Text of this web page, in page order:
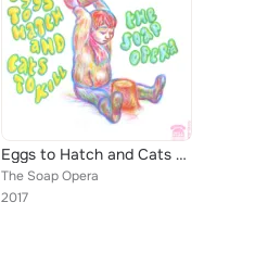
Eggs to Hatch and Cats to Kill
The Soap Opera
2017